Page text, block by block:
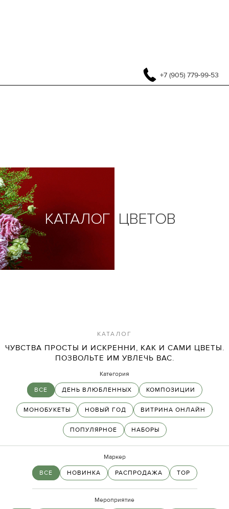
+7 (905) 779-99-53
КАТАЛОГ ЦВЕТОВ
КАТАЛОГ
ЧУВСТВА ПРОСТЫ И ИСКРЕННИ, КАК И САМИ ЦВЕТЫ.
ПОЗВОЛЬТЕ ИМ УВЛЕЧЬ ВАС.
Категория
ВСЕ ДЕНЬ ВЛЮБЛЕННЫХ КОМПОЗИЦИИ
МОНОБУКЕТЫ НОВЫЙ ГОД ВИТРИНА ОНЛАЙН
ПОПУЛЯРНОЕ НАБОРЫ
Маркер
ВСЕ НОВИНКА РАСПРОДАЖА TOP
Мероприятие